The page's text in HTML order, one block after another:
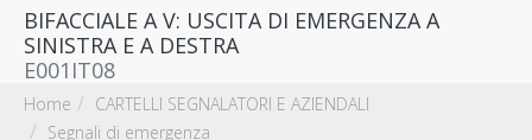
Home
CARTELLI SEGNALATORI E AZIENDALI
Segnali di emergenza
BIFACCIALE A V: USCITA DI EMERGENZA A
SINISTRA E A DESTRA
E001IT08